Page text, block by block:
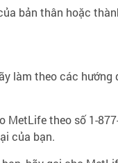
bản thân hoặc
làm theo các hướng
theo số 1-
của bạn.